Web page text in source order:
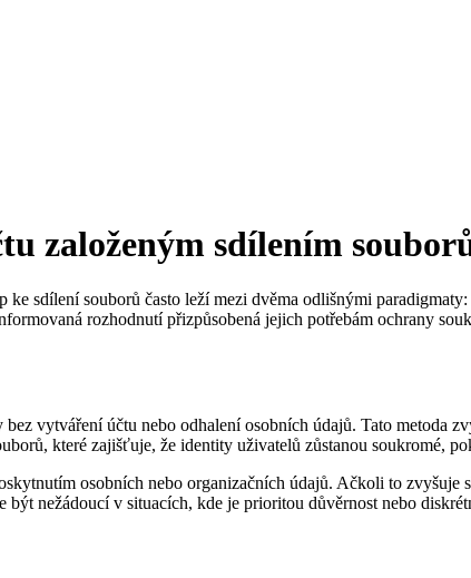
založeným sdílením
sdílení souborů často leží mezi dvěma odlišnými
rozhodnutí přizpůsobená jejich potřebám ochrany
vytváření účtu nebo odhalení osobních údajů. Tato metoda
které zajišťuje, že identity uživatelů zůstanou soukromé,
osobních nebo organizačních údajů. Ačkoli to zvyšuje
nežádoucí v situacích, kde je prioritou důvěrnost nebo